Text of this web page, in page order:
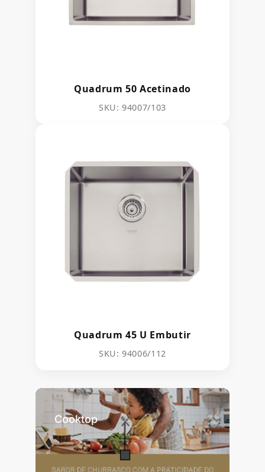
Quadrum 50 Acetinado
SKU: 94007/103
Quadrum 45 U Embutir
SKU: 94006/112
Cooktop